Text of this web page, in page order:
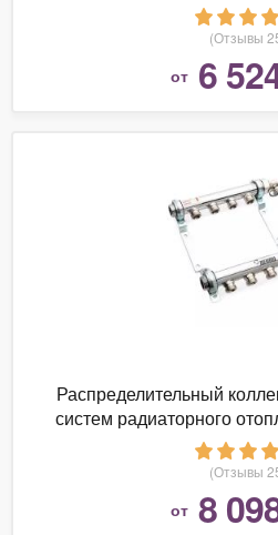
(Отзывы
от 6
Распределительный
систем радиаторного
(Отзывы
от 8